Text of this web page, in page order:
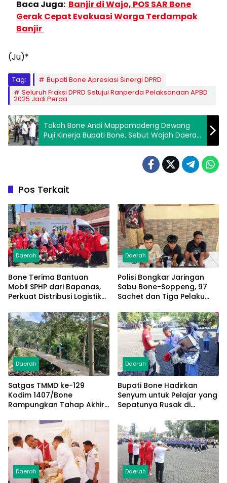
Baca Juga: Banjir di Wajo, POS SAR Bone
Gerak Cepat Evakuasi Warga Terdampak
Banjir
(Ju)*
Tag:
Bupati Bone Apresiasi Sinergi DPRD
Seluruh Fraksi DPRD Setujui Ranperda Pelaksanaan APBD
2025 Jadi Perda
Tokoh Bone Andi Mappamadeng Dewang
Puji Kinerja Bupati Bone, Sebut Wajah Daerah
Kian Maju
Pos Terkait
Daerah
Bone Terima Bantuan
Mobil SPHP dari Bapanas,
Perkuat Distribusi Logistik
Daerah
Polisi Bongkar Jaringan
Sabu Bone-Soppeng, 97
Sachet dan Tiga Pelaku
Daerah
Satgas TMMD ke-129
Kodim 1407/Bone
Rampungkan Tahap Akhir
Pattuku, Jaring Pengaman
Mulai Terpasang
Daerah
Bupati Bone Hadirkan
Senyum untuk Pelajar yang
Sepatunya Rusak di
Kemerdekaan
Daerah Daerah